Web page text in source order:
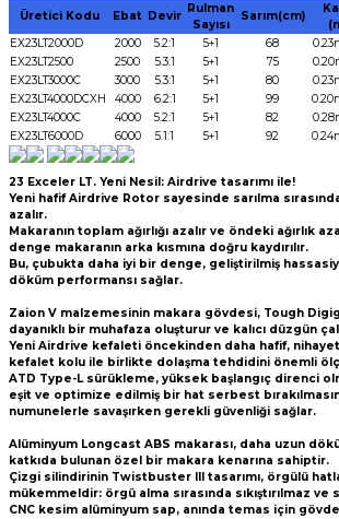
Üretici Kodu Ebat Devir
Rulman
Sayısı
Sarım(cm)
EX23LT2000D
2000 5.2:1 5+1 68
EX23LT2500
2500 5.3:1 5+1 75
EX23LT3000C
3000 5.3:1 5+1 80
EX23LT4000DCXH
4000 6.2:1 5+1 99
EX23LT4000C
4000 5.2:1 5+1 82
EX23LT6000D
6000 5.1:1 5+1 92
23 Exceler LT. Yeni Nesil: Airdrive tasarımı ile!
Yeni hafif Airdrive Rotor sayesinde sarılma
azalır.
Makaranın toplam ağırlığı azalır ve öndeki ağırlık
denge makaranın arka kısmına doğru kaydırılır.
Bu, çubukta daha iyi bir denge, geliştirilmiş
döküm performansı sağlar.
Zaion V malzemesinin makara gövdesi, Tough
dayanıklı bir muhafaza oluşturur ve kalıcı düzgün
Yeni Airdrive kefaleti öncekinden daha hafif,
kefalet kolu ile birlikte dolaşma tehdidini önemli
ATD Type-L sürükleme, yüksek başlangıç direnci
eşit ve optimize edilmiş bir hat serbest
numunelerle savaşırken gerekli güvenliği sağlar.
Alüminyum Longcast ABS makarası, daha uzun
katkıda bulunan özel bir makara kenarına sahiptir.
Çizgi silindirinin Twistbuster III tasarımı, örgülü
mükemmeldir: örgü alma sırasında sıkıştırılmaz
CNC kesim alüminyum sap, anında temas için